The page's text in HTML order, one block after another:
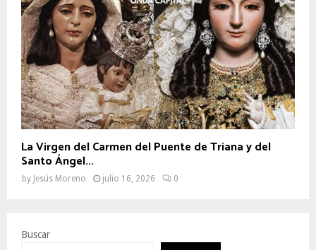
La Virgen del Carmen del Puente de Triana y del
Santo Ángel...
by Jesús Moreno julio 16, 2026 0
Buscar